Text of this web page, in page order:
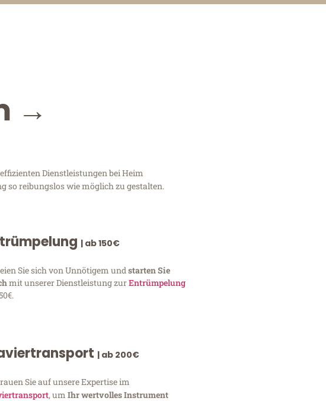
→
Dienstleistungen bei Heim
so reibungslos wie möglich zu gestalten.
| ab 150€
Sie sich von Unnötigem undstarten Sie
mit unserer Dienstleistung zurEntrümpelung
| ab 200€
Sie auf unsere Expertise im
, um Ihr wertvolles Instrument